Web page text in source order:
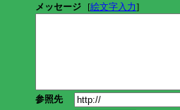
メッセージ [絵文字入力]
参照先